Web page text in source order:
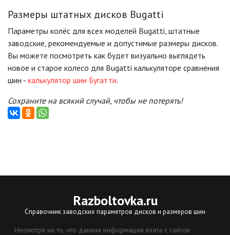
Размеры штатных дисков Bugatti
Параметры колёс для всех моделей Bugatti, штатные
заводские, рекомендуемые и допустимые размеры дисков.
Вы можете посмотреть как будет визуально выглядеть
новое и старое колесо для Bugatti калькуляторе сравнения
шин - калькулятор шин Бугатти.
Сохраните на всякий случай, чтобы не потерять!
Razboltovka.ru
Справочник заводских параметров дисков и размеров шин
Несмотря на то, что данная информация взята с сайтов